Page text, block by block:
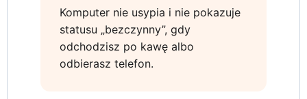
Komputer nie usypia i nie pokazuje
statusu „bezczynny”, gdy
odchodzisz po kawę albo
odbierasz telefon.